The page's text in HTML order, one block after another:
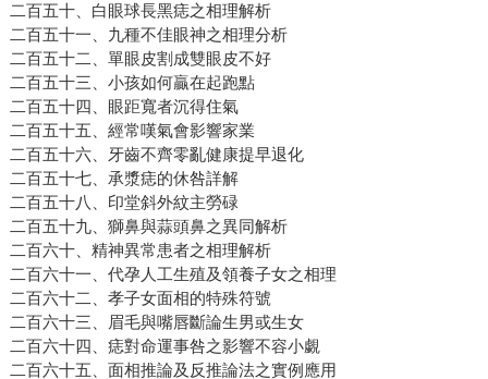
二百五十、白眼球長黑痣之相理解析
二百五十一、九種不佳眼神之相理分析
二百五十二、單眼皮割成雙眼皮不好
二百五十三、小孩如何贏在起跑點
二百五十四、眼距寬者沉得住氣
二百五十五、經常嘆氣會影響家業
二百五十六、牙齒不齊零亂健康提早退化
二百五十七、承漿痣的休咎詳解
二百五十八、印堂斜外紋主勞碌
二百五十九、獅鼻與蒜頭鼻之異同解析
二百六十、精神異常患者之相理解析
二百六十一、代孕人工生殖及領養子女之相理
二百六十二、孝子女面相的特殊符號
二百六十三、眉毛與嘴唇斷論生男或生女
二百六十四、痣對命運事咎之影響不容小覷
二百六十五、面相推論及反推論法之實例應用